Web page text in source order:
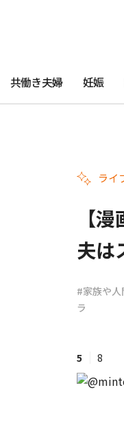
#ワンオペ育児
共働き夫婦 妊娠
ライ
【
夫は
#家族や
ラ
5 8